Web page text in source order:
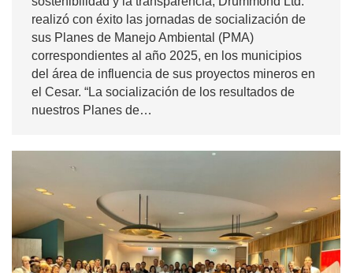
realizó con éxito las jornadas de socialización de
sus Planes de Manejo Ambiental (PMA)
correspondientes al año 2025, en los municipios
del área de influencia de sus proyectos mineros en
el Cesar. “La socialización de los resultados de
nuestros Planes de…